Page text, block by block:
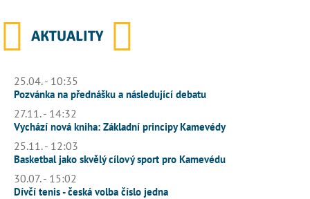
AKTUALITY
25.04. - 10:35
Pozvánka na přednášku a následující debatu
27.11. - 14:32
Vychází nová kniha: Základní principy Kamevédy
25.11. - 12:03
Basketbal jako skvělý cílový sport pro Kamevédu
30.07. - 15:02
Dívčí tenis - česká volba číslo jedna